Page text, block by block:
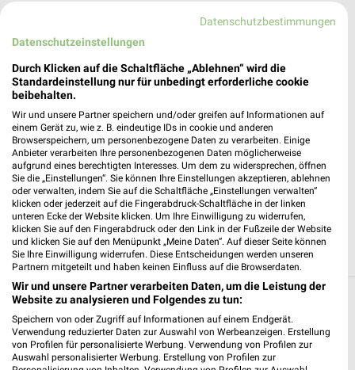
Nah und Gut Raffert Hahausen
Am Platz 6
Heute 06:00 - 12:00 Uhr | Geschlossen
226,13 km
NP-Markt Salzgitter - Lebenstedt
Wildkamp 38
38226 Salzgitter
211,88 km
Supermärkte Angebote und Prospekte für
Heere
13 Prospekte
Datenschutzbestimmungen
Datenschutzeinstellungen
Durch Klicken auf die Schaltfläche „Ablehnen“ wird die
Standardeinstellung nur für unbedingt erforderliche cookie
beibehalten.
Wir und unsere Partner speichern und/oder greifen auf Informationen auf
einem Gerät zu, wie z. B. eindeutige IDs in cookie und anderen
Browserspeichern, um personenbezogene Daten zu verarbeiten. Einige
Anbieter verarbeiten Ihre personenbezogenen Daten möglicherweise
aufgrund eines berechtigten Interesses. Um dem zu widersprechen, öffnen
Sie die „Einstellungen“. Sie können Ihre Einstellungen akzeptieren, ablehnen
oder verwalten, indem Sie auf die Schaltfläche „Einstellungen verwalten“
klicken oder jederzeit auf die Fingerabdruck-Schaltfläche in der linken
unteren Ecke der Website klicken. Um Ihre Einwilligung zu widerrufen,
klicken Sie auf den Fingerabdruck oder den Link in der Fußzeile der Website
und klicken Sie auf den Menüpunkt „Meine Daten“. Auf dieser Seite können
Sie Ihre Einwilligung widerrufen. Diese Entscheidungen werden unseren
Partnern mitgeteilt und haben keinen Einfluss auf die Browserdaten.
Wir und unsere Partner verarbeiten Daten, um die Leistung der
Website zu analysieren und Folgendes zu tun:
Speichern von oder Zugriff auf Informationen auf einem Endgerät.
Verwendung reduzierter Daten zur Auswahl von Werbeanzeigen. Erstellung
von Profilen für personalisierte Werbung. Verwendung von Profilen zur
Auswahl personalisierter Werbung. Erstellung von Profilen zur